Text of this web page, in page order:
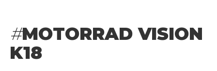
#MOTORRAD VISION
K18